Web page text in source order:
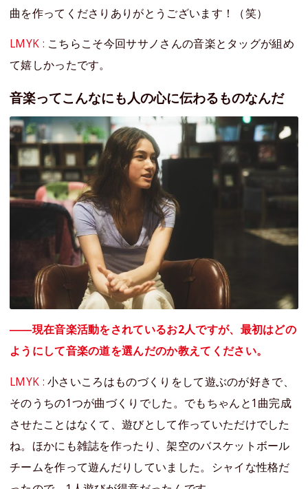
曲を作ってくださりありがとうございます！（笑）
LMYK : こちらこそ今回ササノさんの音楽とタッグが組め
て嬉しかったです。
音楽ってこんなにも人の心に伝わるものなんだ
――現在音楽活動をされているお2人ですが、最初はどの
ようにして音楽の道を選んだのか教えてください。
LMYK :小さいころはものづくりをして遊ぶのが好きで、
そのうちの1つが曲づくりでした。でもちゃんと1曲完成
させたことはなくて、遊びとして作っていただけでした
ね。ほかにも雑誌を作ったり、架空のバスケットボール
チームを作って遊んだりしていました。シャイな性格だ